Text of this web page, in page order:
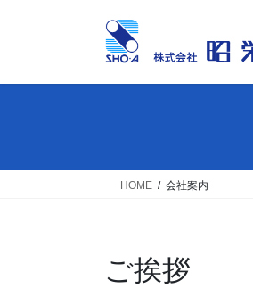
HOME 会社案内
ご挨拶